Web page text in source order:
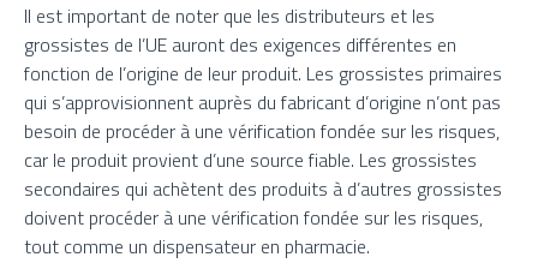
Il est important de noter que les distributeurs et les
grossistes de l’UE auront des exigences différentes en
fonction de l’origine de leur produit. Les grossistes primaires
qui s’approvisionnent auprès du fabricant d’origine n’ont pas
besoin de procéder à une vérification fondée sur les risques,
car le produit provient d’une source fiable. Les grossistes
secondaires qui achètent des produits à d’autres grossistes
doivent procéder à une vérification fondée sur les risques,
tout comme un dispensateur en pharmacie.